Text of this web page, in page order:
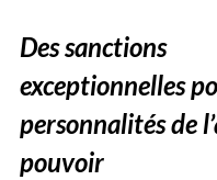
Des sanctions
exceptionnelles
personnalités de
pouvoir